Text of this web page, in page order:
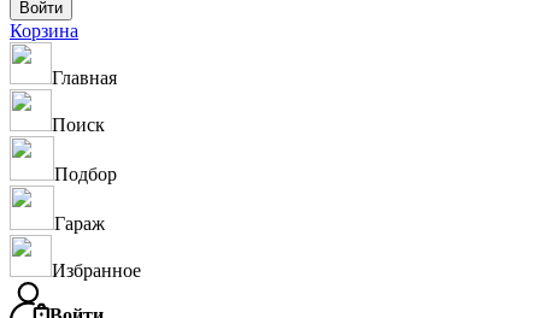
Корзина
Главная
Поиск
Подбор
Гараж
Избранное